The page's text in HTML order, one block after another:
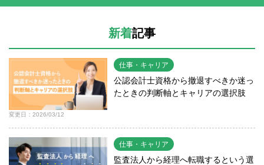
新着記事
変更日：2026/03/12
仕事・キャリア
公認会計士資格から撤退すべきか迷っ
たときの判断軸とキャリアの選択肢
仕事・キャリア
監査法人から経理へ転職するという選